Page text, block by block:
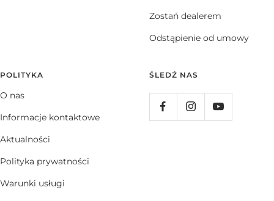
Zostań dealerem
Odstąpienie od umowy
POLITYKA
O nas
Informacje kontaktowe
Aktualności
Polityka prywatności
Warunki usługi
ŚLEDŹ NAS